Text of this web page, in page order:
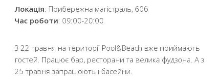
Локація: Прибережна магістраль, 60б
Час роботи: 09:00-20:00
З 22 травня на території Pool&Beach вже приймають
гостей. Працює бар, ресторани та велика фудзона. А з
25 травня запрацюють і басейни.